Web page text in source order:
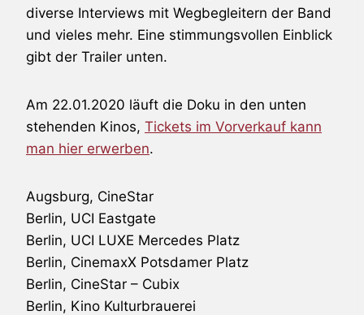
diverse Interviews mit Wegbegleitern der Band
und vieles mehr. Eine stimmungsvollen Einblick
gibt der Trailer unten.
Am 22.01.2020 läuft die Doku in den unten
stehenden Kinos, Tickets im Vorverkauf kann
man hier erwerben.
Augsburg, CineStar
Berlin, UCI Eastgate
Berlin, UCI LUXE Mercedes Platz
Berlin, CinemaxX Potsdamer Platz
Berlin, CineStar – Cubix
Berlin, Kino Kulturbrauerei